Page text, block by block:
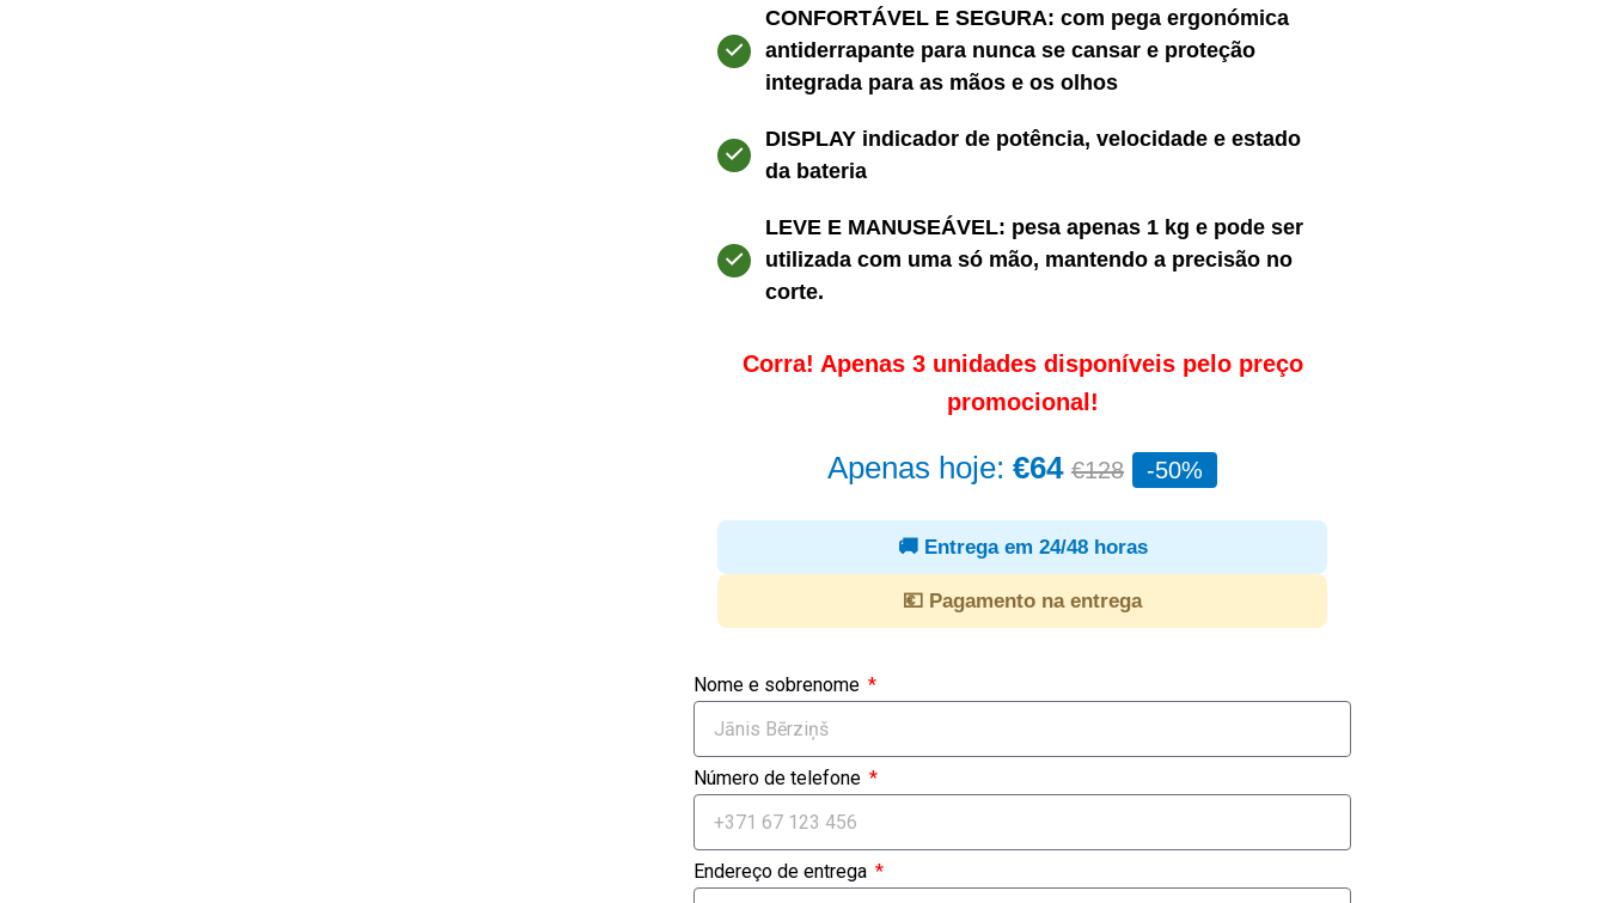
CONFORTÁVEL E SEGURA: com pega ergonómica
antiderrapante para nunca se cansar e proteção
integrada para as mãos e os olhos
DISPLAY indicador de potência, velocidade e estado
da bateria
LEVE E MANUSEÁVEL: pesa apenas 1 kg e pode ser
utilizada com uma só mão, mantendo a precisão no
corte.
Corra! Apenas 3 unidades disponíveis pelo preço
promocional!
Apenas hoje: €64 €128 -50%
🚚 Entrega em 24/48 horas
💶 Pagamento na entrega
Nome e sobrenome
Número de telefone
Endereço de entrega